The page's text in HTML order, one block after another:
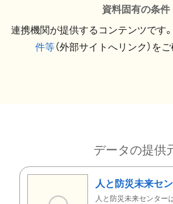
資料固有の条件
連携機関が提供するコンテンツです。
件等（外部サイトへリンク）を
データの提供
人と防災未来セ
人と防災未来センター